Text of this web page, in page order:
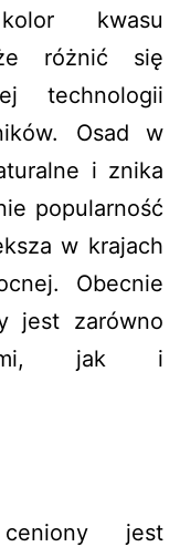
kwasu
różnić się
technologii
Osad w
i znika
popularność
w krajach
Obecnie
jest zarówno
jak i
jest